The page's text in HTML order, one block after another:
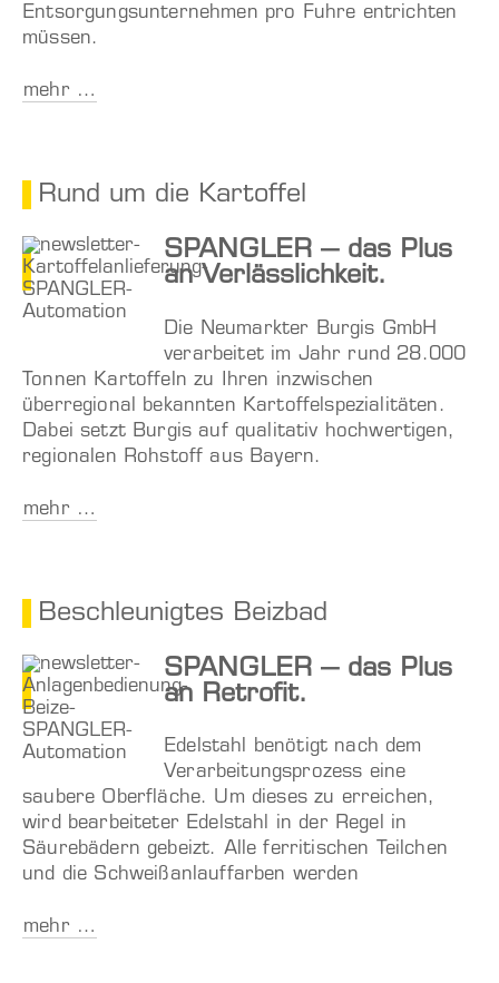
Entsorgungsunternehmen pro Fuhre entrichten
müssen.
mehr …
Rund um die Kartoffel
SPANGLER – das Plus
an Verlässlichkeit.
Die Neumarkter Burgis GmbH
verarbeitet im Jahr rund 28.000
Tonnen Kartoffeln zu Ihren inzwischen
überregional bekannten Kartoffelspezialitäten.
Dabei setzt Burgis auf qualitativ hochwertigen,
regionalen Rohstoff aus Bayern.
mehr …
Beschleunigtes Beizbad
SPANGLER – das Plus
an Retrofit.
Edelstahl benötigt nach dem
Verarbeitungsprozess eine
saubere Oberfläche. Um dieses zu erreichen,
wird bearbeiteter Edelstahl in der Regel in
Säurebädern gebeizt. Alle ferritischen Teilchen
und die Schweißanlauffarben werden
mehr …